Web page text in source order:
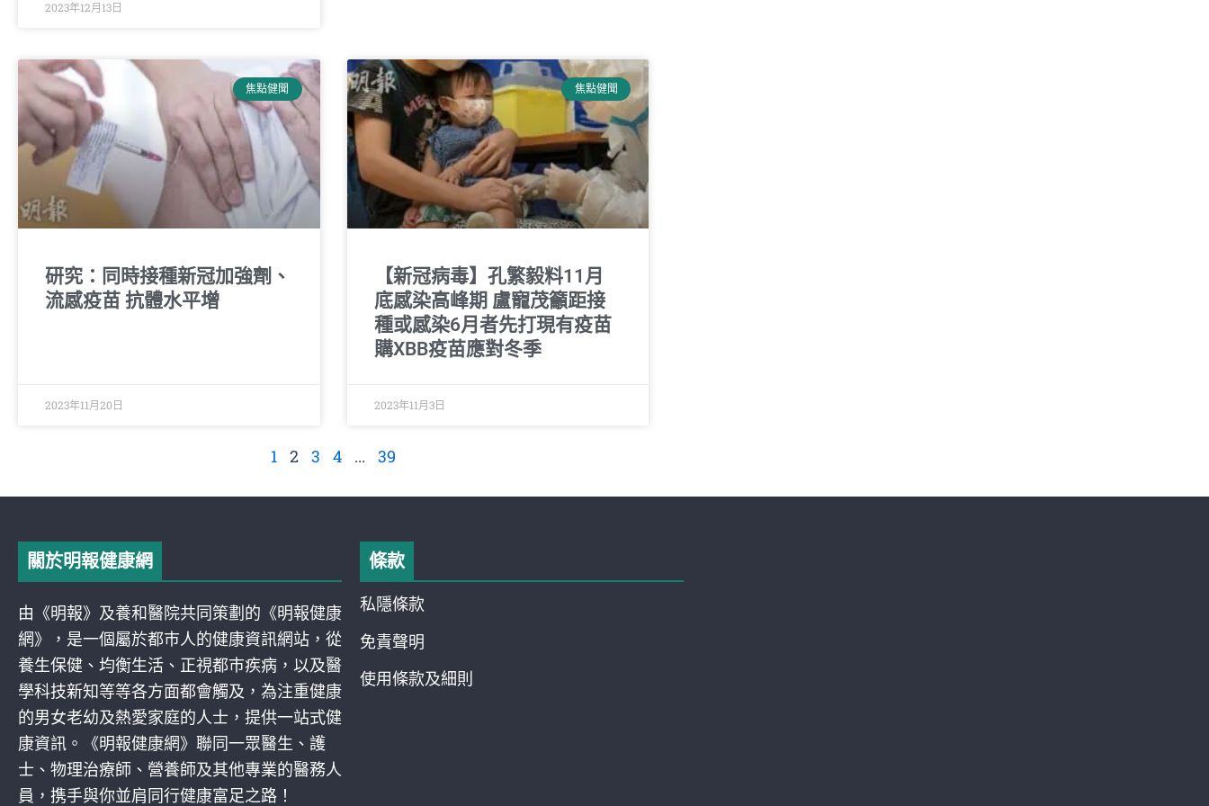
2023年12月13日
焦點健聞
研究：同時接種新冠加強劑、
流感疫苗 抗體水平增
2023年11月20日
焦點健聞
【新冠病毒】孔繁毅料11月
底感染高峰期 盧寵茂籲距接
種或感染6月者先打現有疫苗
購XBB疫苗應對冬季
2023年11月3日
1 2 3 4 ... 39
關於明報健康網
由《明報》及養和醫院共同策劃的《明報健康
網》，是一個屬於都巿人的健康資訊網站，從
養生保健、均衡生活、正視都巿疾病，以及醫
學科技新知等等各方面都會觸及，為注重健康
的男女老幼及熱愛家庭的人士，提供一站式健
康資訊。《明報健康網》聯同一眾醫生、護
士、物理治療師、營養師及其他專業的醫務人
員，携手與你並肩同行健康富足之路！
條款
私隱條款
免責聲明
使用條款及細則